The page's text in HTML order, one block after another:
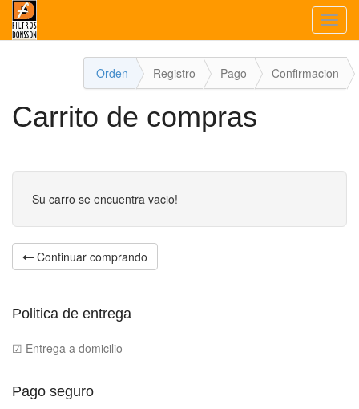
Orden Registro Pago Confirmacion
Carrito de compras
Su carro se encuentra vacio!
Continuar comprando
Politica de entrega
☑ Entrega a domicilio
Pago seguro